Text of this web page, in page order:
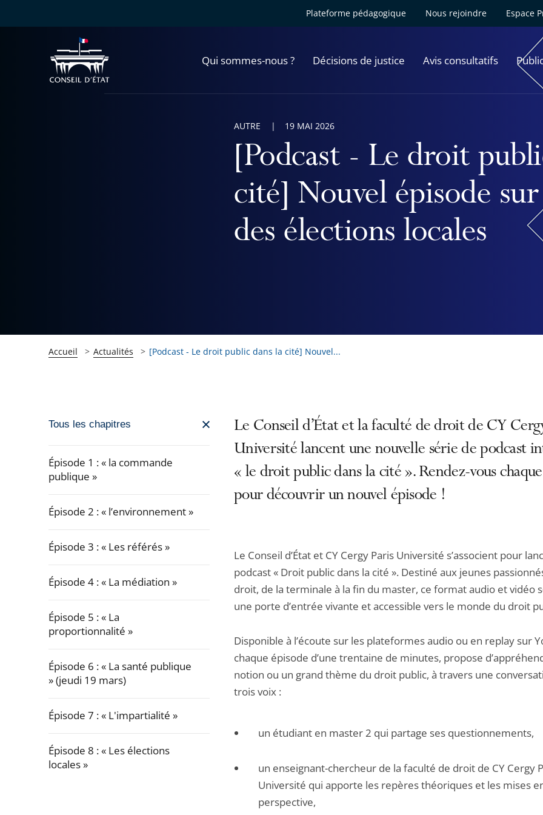
Plateforme pédagogique Nous rejoindre Espace
Qui sommes-nous ? Décisions de justice Avis consultatifs
[Podcast - Le droit
cité] Nouvel épisode
des élections locales
AUTRE 19 MAI 2026
Accueil Actualités [Podcast - Le droit public dans la cité] Nouvel...
Passer
navigation
de
pour
après
Tous les chapitres
Épisode 1 : « la commande
publique »
Épisode 2 : « l’environnement »
Épisode 3 : « Les référés »
Épisode 4 : « La médiation »
Épisode 5 : « La
proportionnalité »
Épisode 6 : « La santé publique
» (jeudi 19 mars)
Épisode 7 : « L'impartialité »
Épisode 8 : « Les élections
locales »
Le Conseil d’État et la faculté de droit de CY
Université lancent une nouvelle série de podcast
« le droit public dans la cité ». Rendez-vous
pour découvrir un nouvel épisode !
Le Conseil d’État et CY Cergy Paris Université s’associent pour
podcast « Droit public dans la cité ». Destiné aux jeunes
droit, de la terminale à la fin du master, ce format audio et vidéo
une porte d’entrée vivante et accessible vers le monde du droit
Disponible à l’écoute sur les plateformes audio ou en replay sur
chaque épisode d’une trentaine de minutes, propose
notion ou un grand thème du droit public, à travers une
trois voix :
un étudiant en master 2 qui partage ses questionnements,
un enseignant-chercheur de la faculté de droit de CY Cergy
Université qui apporte les repères théoriques et les mises
perspective,